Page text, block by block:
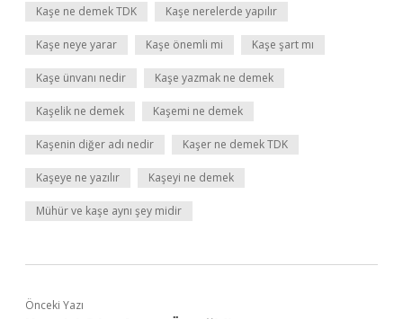
Kaşe ne demek TDK Kaşe nerelerde yapılır
Kaşe neye yarar Kaşe önemli mi Kaşe şart mı
Kaşe ünvanı nedir Kaşe yazmak ne demek
Kaşelik ne demek Kaşemi ne demek
Kaşenin diğer adı nedir Kaşer ne demek TDK
Kaşeye ne yazılır Kaşeyi ne demek
Mühür ve kaşe aynı şey midir
Önceki Yazı